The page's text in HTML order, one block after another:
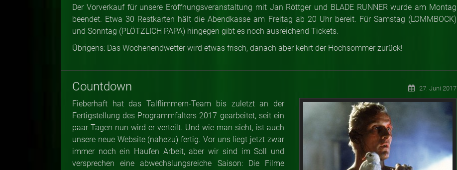
Der Vorverkauf für unsere Eröffnungsveranstaltung mit Jan Röttger und BLADE RUNNER wurde am Montag
beendet. Etwa 30 Restkarten hält die Abendkasse am Freitag ab 20 Uhr bereit. Für Samstag (LOMMBOCK)
und Sonntag (PLÖTZLICH PAPA) hingegen gibt es noch ausreichend Tickets.
Übrigens: Das Wochenendwetter wird etwas frisch, danach aber kehrt der Hochsommer zurück!
Countdown 27. Juni 2017
Fieberhaft hat das Talflimmern-Team bis zuletzt an der
Fertigstellung des Programmfalters 2017 gearbeitet, seit ein
paar Tagen nun wird er verteilt. Und wie man sieht, ist auch
unsere neue Website (nahezu) fertig. Vor uns liegt jetzt zwar
immer noch ein Haufen Arbeit, aber wir sind im Soll und
versprechen eine abwechslungsreiche Saison: Die Filme